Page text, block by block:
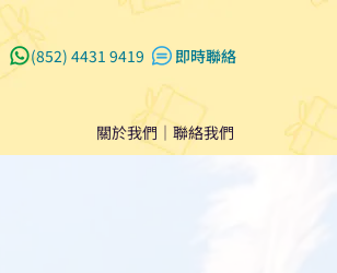
(852) 4431 9419 ​即時聯絡
關於我們 ｜聯絡我們